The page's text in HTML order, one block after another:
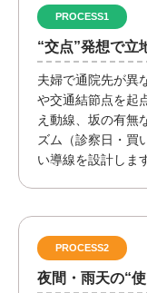
PROCESS1
“交点”発想で立
夫婦で通院先が異
や交通結節点を起
え動線、坂の有無
ズム（診察日・買
い導線を設計しま
PROCESS2
夜間・雨天の“